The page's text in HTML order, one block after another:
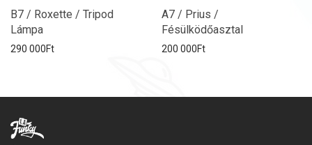
B7 / Roxette / Tripod
Lámpa
290 000Ft
A7 / Prius /
Fésülködőasztal
200 000Ft